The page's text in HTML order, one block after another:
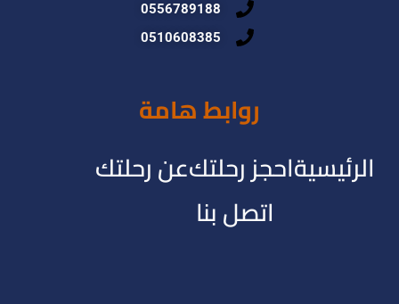
0556789188
0510608385
روابط هامة
الرئيسيةاحجز رحلتكعن رحلتك
اتصل بنا